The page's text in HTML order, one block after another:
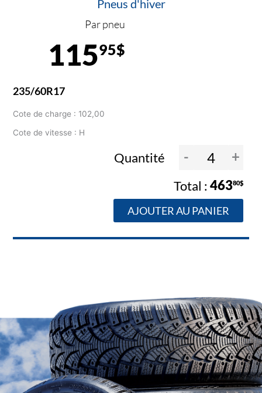
Pneus d'hiver
Par pneu
11595$
235/60R17
Cote de charge : 102,00
Cote de vitesse : H
Quantité - +
46380$
AJOUTER AU PANIER